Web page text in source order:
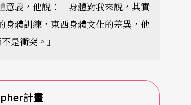
意義，他說：「身體對我來說，其實
體訓練，東西身體文化的差異，他
是衝突。」
計畫